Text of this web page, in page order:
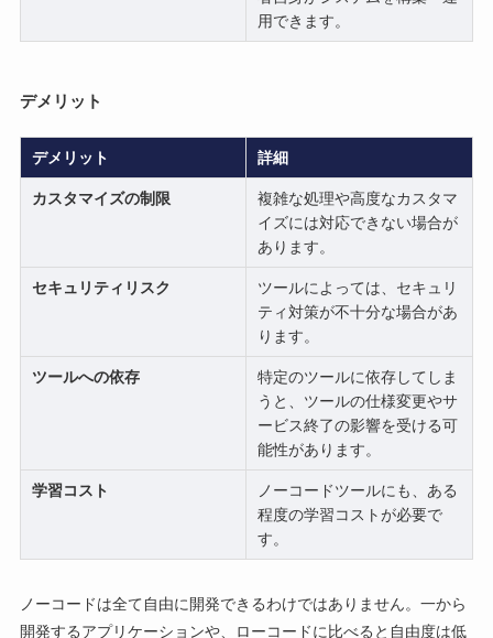
用できます。
デメリット
デメリット 詳細
カスタマイズの制限
複雑な処理や高度なカスタマ
イズには対応できない場合が
あります。
セキュリティリスク
ツールによっては、セキュリ
ティ対策が不十分な場合があ
ります。
ツールへの依存
特定のツールに依存してしま
うと、ツールの仕様変更やサ
ービス終了の影響を受ける可
能性があります。
学習コスト
ノーコードツールにも、ある
程度の学習コストが必要で
す。
ノーコードは全て自由に開発できるわけではありません。一から
開発するアプリケーションや、ローコードに比べると自由度は低